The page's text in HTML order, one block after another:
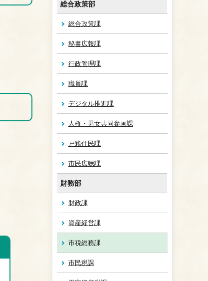
総合政策部
総合政策課
秘書広報課
行政管理課
職員課
デジタル推進課
人権・男女共同参画課
戸籍住民課
市民広聴課
財務部
財政課
資産経営課
市税総務課
市民税課